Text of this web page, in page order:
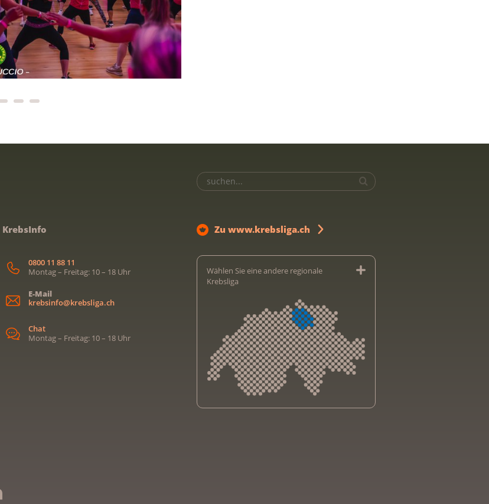
KrebsInfo
0800 11 88 11
Montag – Freitag: 10 – 18 Uhr
E-Mail
krebsinfo@krebsliga.ch
Chat
Montag – Freitag: 10 – 18 Uhr
Zu www.krebsliga.ch
Wählen Sie eine andere regionale
Krebsliga